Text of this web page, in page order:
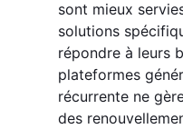
sont mieux
solutions
répondre à leurs
plateformes
récurrente ne
des